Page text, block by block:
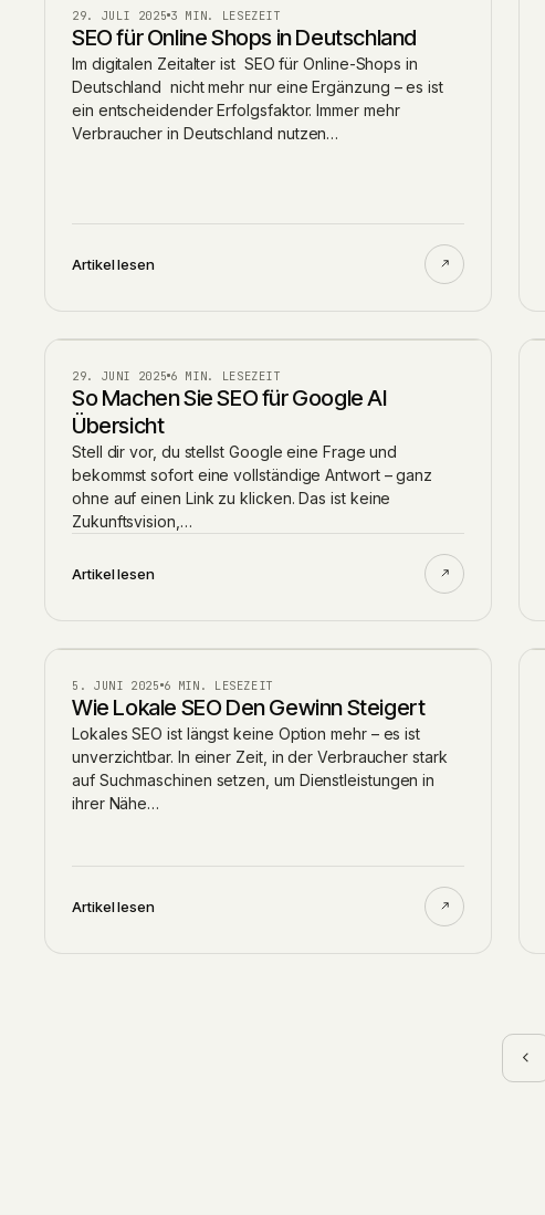
BLOG
29. JULI 2025 3 MIN. LESEZEIT
SEO für Online Shops in Deutschland
Im digitalen Zeitalter ist SEO für Online-Shops in
Deutschland nicht mehr nur eine Ergänzung – es ist
ein entscheidender Erfolgsfaktor. Immer mehr
Verbraucher in Deutschland nutzen…
Artikel lesen
BLOG
29. JUNI 2025 6 MIN. LESEZEIT
So Machen Sie SEO für Google AI
Übersicht
Stell dir vor, du stellst Google eine Frage und
bekommst sofort eine vollständige Antwort – ganz
ohne auf einen Link zu klicken. Das ist keine
Zukunftsvision,…
Artikel lesen
BLOG
5. JUNI 2025 6 MIN. LESEZEIT
Wie Lokale SEO Den Gewinn Steigert
Lokales SEO ist längst keine Option mehr – es ist
unverzichtbar. In einer Zeit, in der Verbraucher stark
auf Suchmaschinen setzen, um Dienstleistungen in
ihrer Nähe…
Artikel lesen